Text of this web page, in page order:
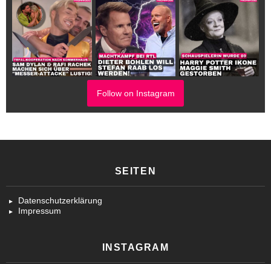
Follow on Instagram
SEITEN
Datenschutzerklärung
Impressum
INSTAGRAM